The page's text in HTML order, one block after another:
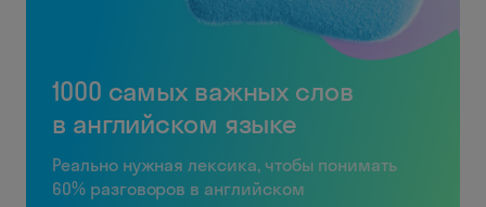
1000 самых важных слов
в английском языке
Реально нужная лексика, чтобы понимать
60% разговоров в английском